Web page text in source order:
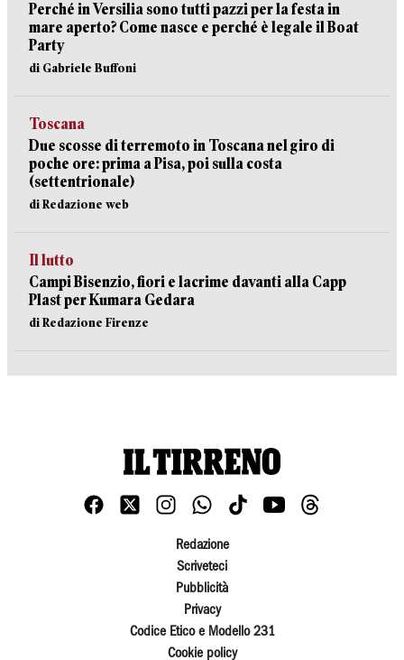
Perché in Versilia sono tutti pazzi per la festa in
mare aperto? Come nasce e perché è legale il Boat
Party
di Gabriele Buffoni
Toscana
Due scosse di terremoto in Toscana nel giro di
poche ore: prima a Pisa, poi sulla costa
(settentrionale)
di Redazione web
Il lutto
Campi Bisenzio, fiori e lacrime davanti alla Capp
Plast per Kumara Gedara
di Redazione Firenze
Redazione
Scriveteci
Pubblicità
Privacy
Codice Etico e Modello 231
Cookie policy